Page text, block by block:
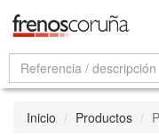
Inicio Productos